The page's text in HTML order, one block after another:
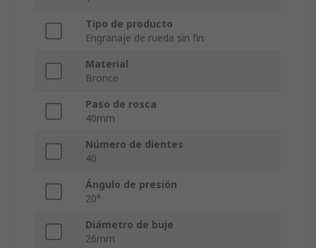
Tipo de producto
Engranaje de rueda sin fin
Material
Bronce
Paso de rosca
40mm
Número de dientes
40
Ángulo de presión
20°
Diámetro de buje
26mm